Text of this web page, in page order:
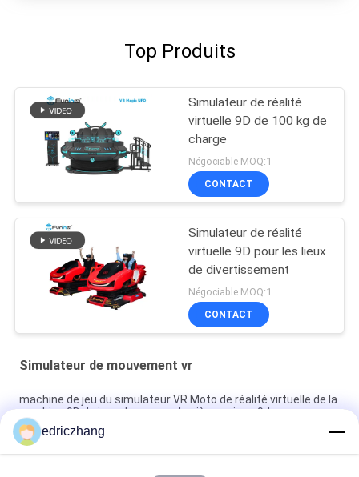
Top Produits
Simulateur de réalité
virtuelle 9D de 100 kg de
charge
Négociable MOQ:1
CONTACT
Simulateur de réalité
virtuelle 9D pour les lieux
de divertissement
Négociable MOQ:1
CONTACT
Simulateur de mouvement vr
machine de jeu du simulateur VR Moto de réalité virtuelle de la
machine 9D de jeux de course du siège unique 9dvr
Machine 550KG 2.5*1.9*1.7M de voiture de course du
simulateur F1 de réalité virtuelle du parc d'attractions 9D
edriczhang